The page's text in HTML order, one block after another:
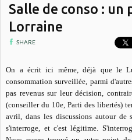
Salle de conso : un
Lorraine
SHARE
On a écrit ici même, déjà que le
consommation surveillée, parmi
pas revenus sur leur décision,
(conseiller du 10e, Parti des libertés)
avril, dans les discussions autour
s'interroge, et c'est légitime.